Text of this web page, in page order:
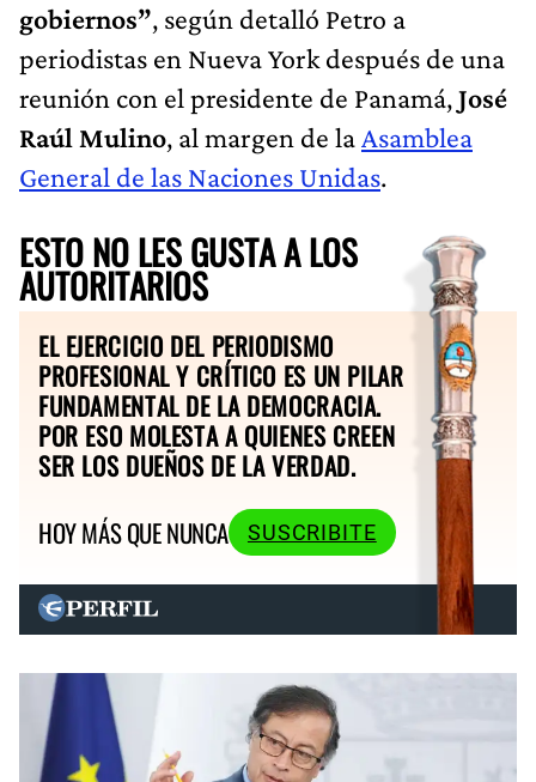
gobiernos”, según detalló Petro a
periodistas en Nueva York después de una
reunión con el presidente de Panamá,José
Raúl Mulino, al margen de la Asamblea
General de las Naciones Unidas.
ESTO NO LES GUSTA A LOS
AUTORITARIOS
EL EJERCICIO DEL PERIODISMO
PROFESIONAL Y CRÍTICO ES UN PILAR
FUNDAMENTAL DE LA DEMOCRACIA.
POR ESO MOLESTA A QUIENES CREEN
SER LOS DUEÑOS DE LA VERDAD.
HOY MÁS QUE NUNCA
SUSCRIBITE